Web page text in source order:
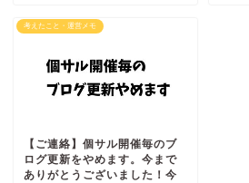
考えたこと・運営メモ
【ご連絡】個サル開催毎のブ
ログ更新をやめます。今まで
ありがとうございました！今